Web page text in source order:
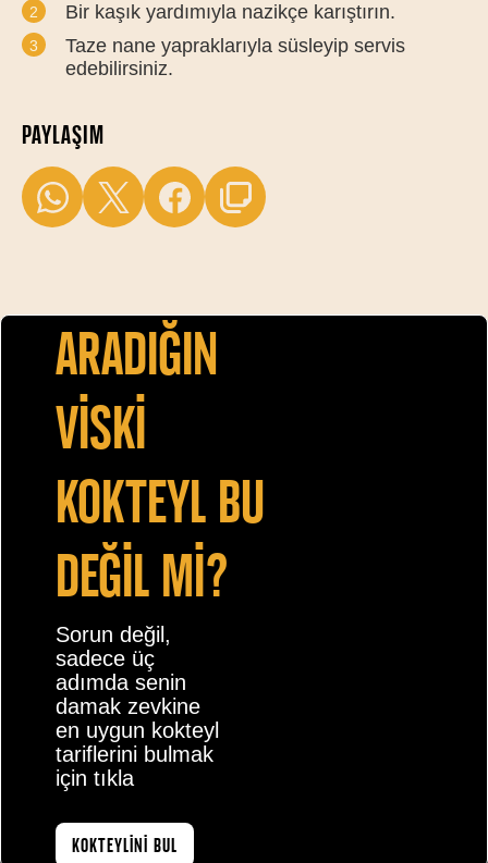
Bir kaşık yardımıyla nazikçe karıştırın.
Taze nane yapraklarıyla süsleyip servis
edebilirsiniz.
PAYLAŞIM
Aradiğin
vİskİ
kokteyl bu
değİl mİ?
Sorun değil,
sadece üç
adımda senin
damak zevkine
en uygun kokteyl
tariflerini bulmak
için tıkla
KOKTEYLİNİ BUL